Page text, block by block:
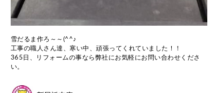
雪だるま作ろ～～(^^♪
工事の職人さん達、寒い中、頑張ってくれていました！！
365日、リフォームの事なら弊社にお気軽にお問い合わせくださ
い。